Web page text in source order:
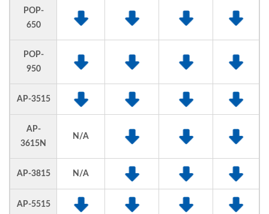
POP-
650
POP-
950
AP-3515
AP-
3615N
N/A
AP-3815 N/A
AP-5515